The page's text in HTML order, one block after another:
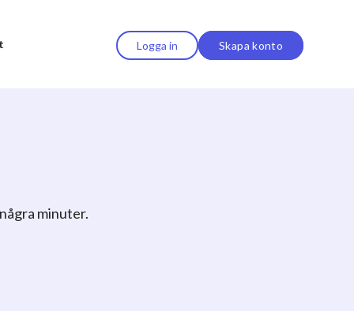
Logga in Skapa konto
minuter.